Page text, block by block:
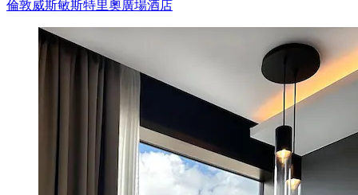
倫敦威斯敏斯特里奧廣場酒店